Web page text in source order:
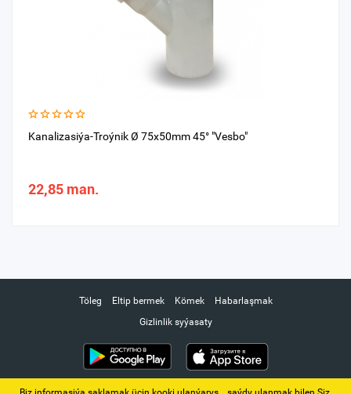
Kanalizasiýa-Troýnik Ø 75x50mm 45° "Vesbo"
22,85 man.
Töleg Eltip bermek Kömek
Habarlaşmak
Gizlinlik syýasaty